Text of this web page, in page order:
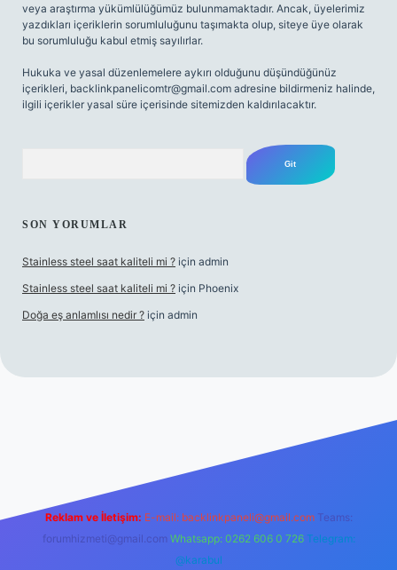
veya araştırma yükümlülüğümüz bulunmamaktadır. Ancak, üyelerimiz
yazdıkları içeriklerin sorumluluğunu taşımakta olup, siteye üye olarak
bu sorumluluğu kabul etmiş sayılırlar.
Hukuka ve yasal düzenlemelere aykırı olduğunu düşündüğünüz
içerikleri, backlinkpanelicomtr@gmail.com adresine bildirmeniz halinde,
ilgili içerikler yasal süre içerisinde sitemizden kaldırılacaktır.
SON YORUMLAR
Stainless steel saat kaliteli mi ? için admin
Stainless steel saat kaliteli mi ? için Phoenix
Doğa eş anlamlısı nedir ? için admin
Reklam ve İletişim: E-mail: backlinkpaneli@gmail.com Teams:
forumhizmeti@gmail.com Whatsapp: 0262 606 0 726 Telegram:
@karabul